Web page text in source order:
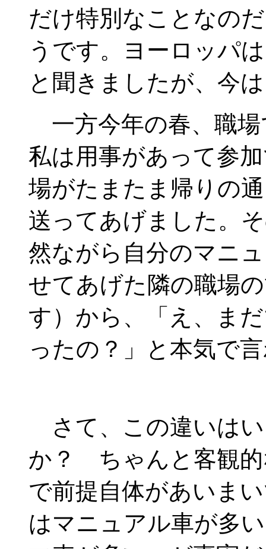
だけ特別なことなの
うです。ヨーロッパ
と聞きましたが、今
一方今年の春、職
私は用事があって参
場がたまたま帰りの
送ってあげました。
然ながら自分のマニ
せてあげた隣の職場
す）から、「え、ま
ったの？」と本気で
さて、この違いは
か？ ちゃんと客観的
で前提自体があいま
はマニュアル車が多